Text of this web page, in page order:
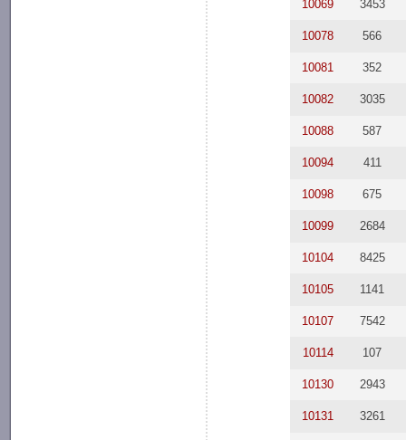
10069 3453
10078 566
10081 352
10082 3035
10088 587
10094 411
10098 675
10099 2684
10104 8425
10105 1141
10107 7542
10114 107
10130 2943
10131 3261